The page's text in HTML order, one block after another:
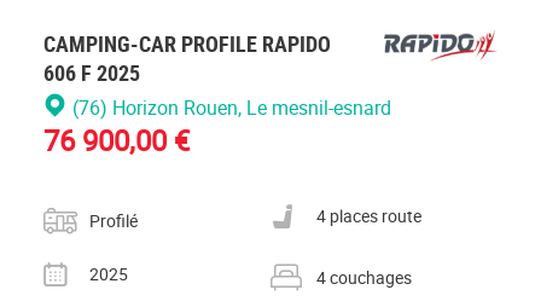
CAMPING-CAR PROFILE RAPIDO
606 F 2025
(76) Horizon Rouen, Le mesnil-esnard
76 900,00 €
Catégorie
Profilé
Nombre de places carte grise
4 places route
Année
2025
Nombre de couchages
4 couchages